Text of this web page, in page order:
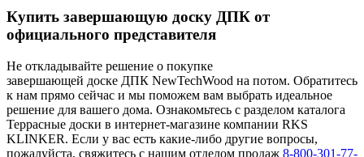
Купить завершающую доску ДПК от
официального представителя
Не откладывайте решение о покупке
завершающей доске ДПК NewTechWood на потом. Обратитесь
к нам прямо сейчас и мы поможем вам выбрать идеальное
решение для вашего дома. Ознакомьтесь с разделом каталога
Террасные доски в интернет-магазине компании RKS
KLINKER. Если у вас есть какие-либо другие вопросы,
пожалуйста, свяжитесь с нашим отделом продаж 8-800-301-77-